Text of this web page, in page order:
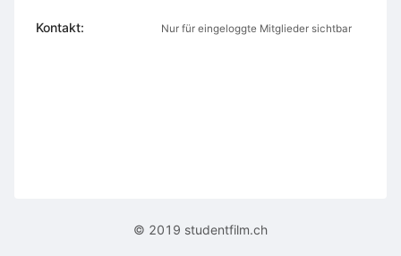
Kontakt: Nur für eingeloggte Mitglieder sichtbar
© 2019 studentfilm.ch